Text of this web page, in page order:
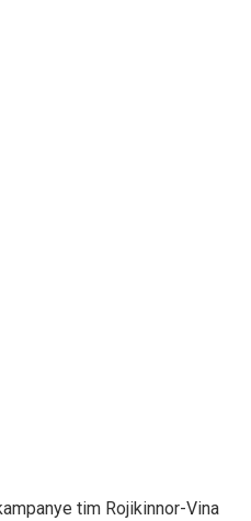
tim Rojikinnor-Vina